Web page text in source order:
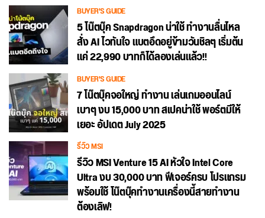
BUYER'S GUIDE
5 โน๊ตบุ๊ค Snapdragon น่าใช้ ทำงานลื่นไหล
สั่ง AI ไวทันใจ แบตอึดอยู่ข้ามวันชิลๆ เริ่มต้น
แค่ 22,990 บาทก็ได้ลองเล่นแล้ว!!
BUYER'S GUIDE
7 โน๊ตบุ๊คจอใหญ่ ทำงาน เล่นเกมออนไลน์
เบาๆ งบ 15,000 บาท สเปคน่าใช้ พอร์ตมีให้
เยอะ อัปเดต July 2025
รีวิว MSI
รีวิว MSI Venture 15 AI หัวใจ Intel Core
Ultra งบ 30,000 บาท ฟีเจอร์ครบ โปรแกรม
พร้อมใช้ โน๊ตบุ๊คทำงานเครื่องนี้สายทำงาน
ต้องเลิฟ!